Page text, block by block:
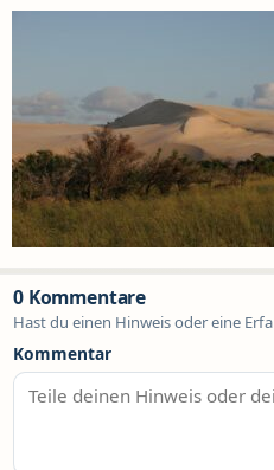
0 Kommentare
Hast du einen Hinweis oder eine
Kommentar